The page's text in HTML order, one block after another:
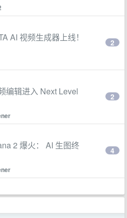
AI 视频生成器上线！
2
编辑进入 Next Level
2
2 爆火： AI 生图终
4